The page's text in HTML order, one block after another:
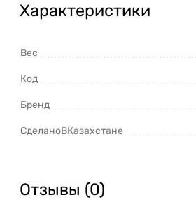
Характеристики
Вес
Код
Бренд
СделаноВКазахстане
Отзывы (0)